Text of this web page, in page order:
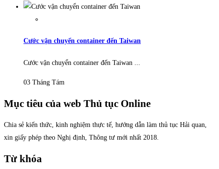
Cước vận chuyển container đến Taiwan
Cước vận chuyển container đến Taiwan ...
03 Tháng Tám
Mục tiêu của web Thủ tục Online
Chia sẻ kiến thức, kinh nghiệm thực tế, hướng dẫn làm thủ tục Hải quan,
xin giấy phép theo Nghị định, Thông tư mới nhất 2018.
Từ khóa